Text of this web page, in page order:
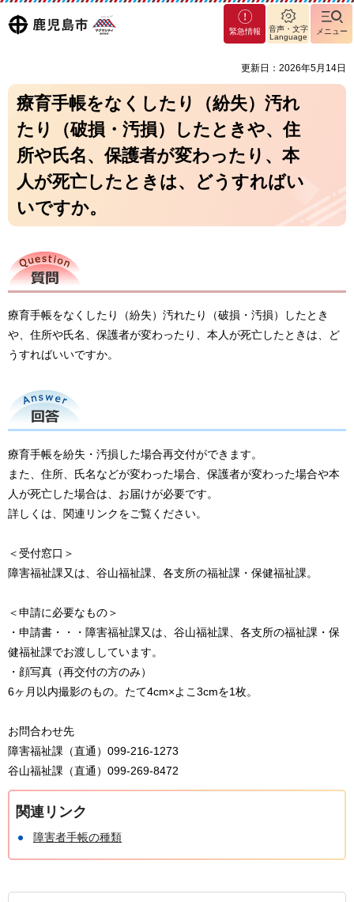
鹿児島
マグ
マシ
緊急情報
音声・文字
Language
メニュー
更新日：2026年5月14日
療育手帳をなくしたり（紛失）汚れ
たり（破損・汚損）したときや、住
所や氏名、保護者が変わったり、本
人が死亡したときは、どうすればい
いですか。
質問
療育手帳をなくしたり（紛失）汚れたり（破損・汚損）したとき
や、住所や氏名、保護者が変わったり、本人が死亡したときは、ど
うすればいいですか。
回答
療育手帳を紛失・汚損した場合再交付ができます。
また、住所、氏名などが変わった場合、保護者が変わった場合や本
人が死亡した場合は、お届けが必要です。
詳しくは、関連リンクをご覧ください。
＜受付窓口＞
障害福祉課又は、谷山福祉課、各支所の福祉課・保健福祉課。
＜申請に必要なもの＞
・申請書・・・障害福祉課又は、谷山福祉課、各支所の福祉課・保
健福祉課でお渡ししています。
・顔写真（再交付の方のみ）
6ヶ月以内撮影のもの。たて4cm×よこ3cmを1枚。
お問合わせ先
障害福祉課（直通）099-216-1273
谷山福祉課（直通）099-269-8472
関連リンク
障害者手帳の種類